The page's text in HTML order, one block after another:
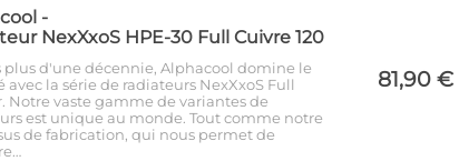
-
NexXxoS HPE-30 Full Cuivre 120
plus d'une décennie, Alphacool domine le
avec la série de radiateurs NexXxoS Full
Notre vaste gamme de variantes de
est unique au monde. Tout comme notre
de fabrication, qui nous permet de
81,90 €